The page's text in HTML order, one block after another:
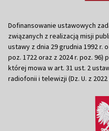
Dofinansowanie ustawowych
związanych z realizacją misji
ustawy z dnia 29 grudnia 1992 r.
poz. 1722 oraz z 2024 r. poz.
której mowa w art. 31 ust. 2
radiofonii i telewizji (Dz. U. z